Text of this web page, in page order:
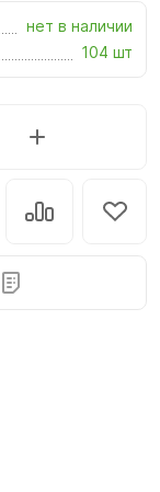
нет в наличии
104 шт